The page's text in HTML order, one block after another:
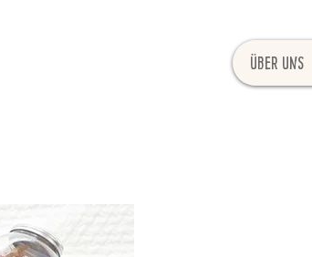
Über uns